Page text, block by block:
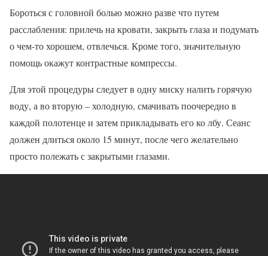
Бороться с головной болью можно разве что путем
расслабления: прилечь на кровати, закрыть глаза и подумать
о чем-то хорошем, отвлечься. Кроме того, значительную
помощь окажут контрастные компрессы.
Для этой процедуры следует в одну миску налить горячую
воду, а во вторую – холодную, смачивать поочередно в
каждой полотенце и затем прикладывать его ко лбу. Сеанс
должен длиться около 15 минут, после чего желательно
просто полежать с закрытыми глазами.